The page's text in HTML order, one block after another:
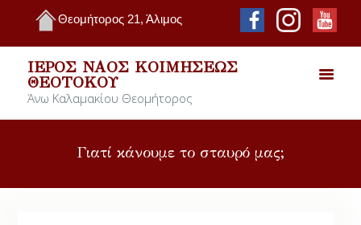
Θεομήτορος 21, Άλιμος
ΙΕΡΌΣ ΝΑΌΣ ΚΟΙΜΉΣΕΩΣ
ΘΕΟΤΌΚΟΥ
Άνω Καλαμακίου Θεομήτορος
Γιατί κάνουμε το σταυρό μας;